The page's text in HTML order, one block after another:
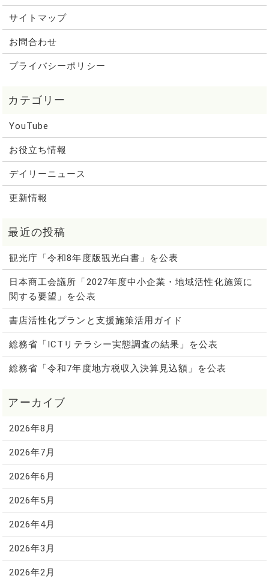
サイトマップ
お問合わせ
プライバシーポリシー
YouTube
お役立ち情報
デイリーニュース
更新情報
観光庁「令和8年度版観光白書」を公表
日本商工会議所「2027年度中小企業・地域活性化施策に
関する要望」を公表
書店活性化プランと支援施策活用ガイド
総務省「ICTリテラシー実態調査の結果」を公表
総務省「令和7年度地方税収入決算見込額」を公表
2026年8月
2026年7月
2026年6月
2026年5月
2026年4月
2026年3月
2026年2月